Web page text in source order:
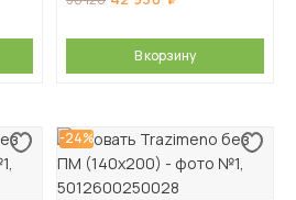
В корзину
-24%